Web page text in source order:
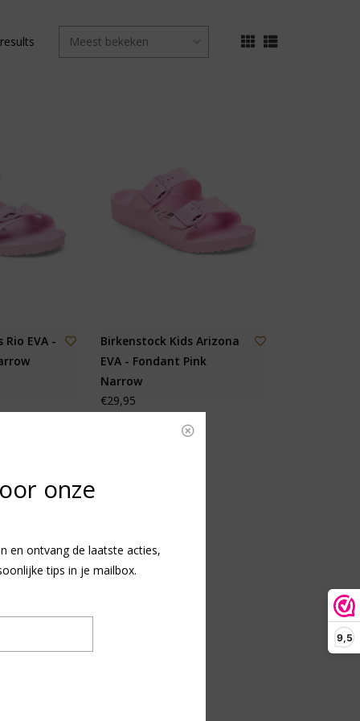
9,5
EVA -
Birkenstock Kids Arizona
EVA - Fondant Pink
Narrow
€29,95
onze
en ontvang de laatste acties,
tips in je mailbox.